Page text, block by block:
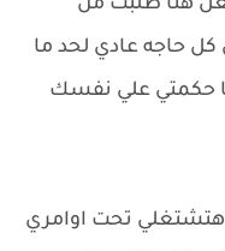
هنا طلبت من
حاجه عادي لحد ما
حكمتي علي نفسك
هتشتغلي تحت اوامري